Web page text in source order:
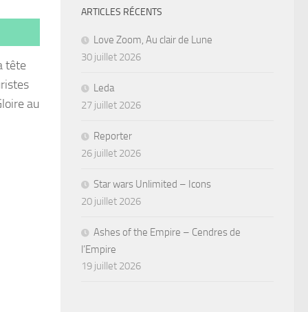
tête
au
ARTICLES RÉCENTS
Love Zoom, Au clair de Lune
30 juillet 2026
Leda
27 juillet 2026
Reporter
26 juillet 2026
Star wars Unlimited – Icons
20 juillet 2026
Ashes of the Empire – Cendres de
l’Empire
19 juillet 2026